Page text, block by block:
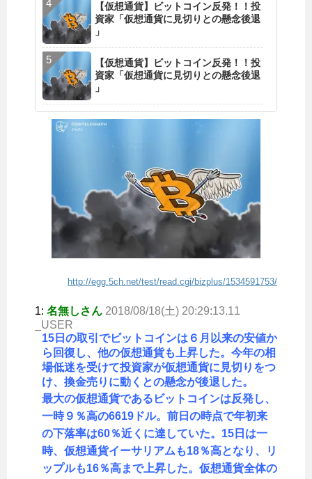
【仮想通貨】ビットコイン反発！！投
資家「仮想通貨に見切りとの懸念後退
」
【仮想通貨】ビットコイン反発！！投
資家「仮想通貨に見切りとの懸念後退
」
http://egg.5ch.net/test/read.cgi/bizplus/1534591753/
1: 名無しさん 2018/08/18(土) 20:29:13.11
_USER
15日の取引でビットコインは６月以来の安値か
ら回復し、他の仮想通貨も上昇した。今年の相
場低迷を受けて投資家が仮想通貨に見切りをつ
け、換金売りに動くとの懸念が後退した。
最大の仮想通貨であるビットコインは反発し、
一時９％高の6619ドル。前日の時点で年初来
の下落率は60％近くに達していた。15日は一
時、仮想通貨イーサリアムも18％高となり、リ
ップルも16％高まで上昇した。仮想通貨全体の